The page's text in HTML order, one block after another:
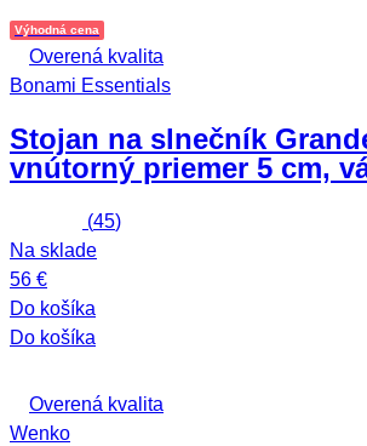
Výhodná cena
Overená kvalita
Bonami Essentials
Stojan na slnečník
vnútorný priemer 5 cm,
(45)
Na sklade
56 €
Do košíka
Do košíka
Overená kvalita
Wenko